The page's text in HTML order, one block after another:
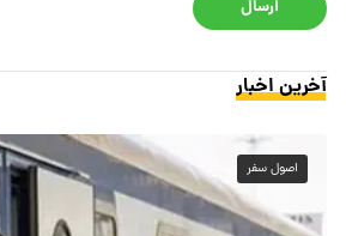
ارسال
آخرین اخبار
اصول سفر